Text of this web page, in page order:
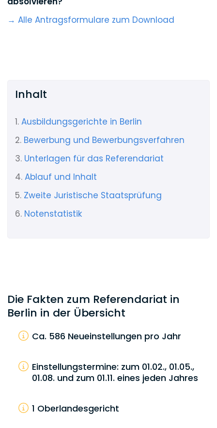
→ Alle Antragsformulare zum Download
Inhalt
1. Ausbildungsgerichte in Berlin
2. Bewerbung und Bewerbungsverfahren
3. Unterlagen für das Referendariat
4. Ablauf und Inhalt
5. Zweite Juristische Staatsprüfung
6. Notenstatistik
Die Fakten zum Referendariat in
Berlin in der Übersicht
Ca. 586 Neueinstellungen pro Jahr
Einstellungstermine: zum 01.02., 01.05.,
01.08. und zum 01.11. eines jeden Jahres
1 Oberlandesgericht